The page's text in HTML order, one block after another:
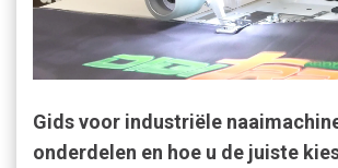
Gids voor industriële
onderdelen en hoe u de juiste